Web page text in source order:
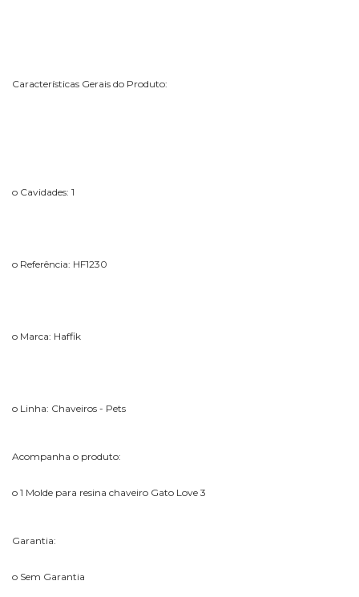
Características Gerais do Produto:
o Cavidades: 1
o Referência: HF1230
o Marca: Haffik
o Linha: Chaveiros - Pets
Acompanha o produto:
o 1 Molde para resina chaveiro Gato Love 3
Garantia:
o Sem Garantia